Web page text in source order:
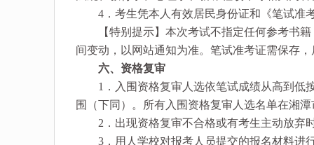
4．考生凭本人有效居民身份证和《笔试准
【特别提示】本次考试不指定任何参考书籍
间变动，以网站通知为准。笔试准考证需保存
六、资格复审
1．入围资格复审人选依笔试成绩从高到低
围（下同）。所有入围资格复审人选名单在湘
2．出现资格复审不合格或有考生主动放弃
3．用人学校对报考人员提交的报名材料进